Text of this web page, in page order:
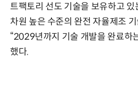
트팩토리 선도 기술을 보유하고 있
차원 높은 수준의 완전 자율제조
“2029년까지 기술 개발을 완료하
했다.